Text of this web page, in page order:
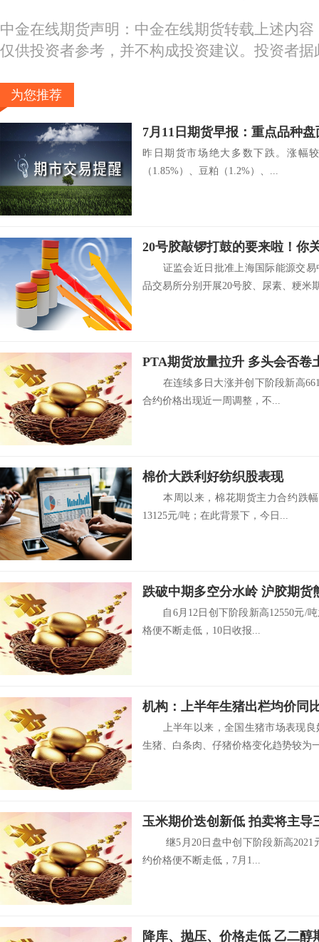
中金在线期货声明：中金在线期货转载上述内
仅供投资者参考，并不构成投资建议。投资者
为您推荐
7月11日期货早报：重点品种
昨日期货市场绝大多数下跌。涨幅
（1.85%）、豆粕（1.2%）、...
20号胶敲锣打鼓的要来啦！你
证监会近日批准上海国际能源交易
品交易所分别开展20号胶、尿素、粳米
PTA期货放量拉升 多头会否卷
在连续多日大涨并创下阶段新高
合约价格出现近一周调整，不...
棉价大跌利好纺织股表现
本周以来，棉花期货主力合约跌幅
13125元/吨；在此背景下，今日...
跌破中期多空分水岭 沪胶期货
自6月12日创下阶段新高12550元/吨
格便不断走低，10日收报...
上半年以来，全国生猪市场表现良
生猪、白条肉、仔猪价格变化趋势较为
玉米期价迭创新低 拍卖将主导
继5月20日盘中创下阶段新高2021
约价格便不断走低，7月1...
降库、抛压、价格走低 乙二醇